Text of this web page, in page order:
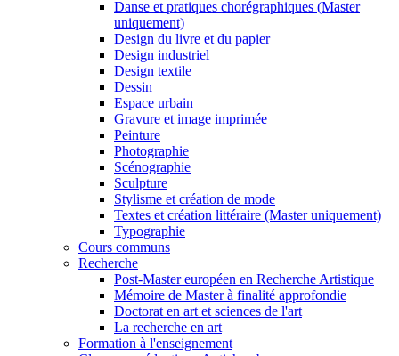
Danse et pratiques chorégraphiques (Master
uniquement)
Design du livre et du papier
Design industriel
Design textile
Dessin
Espace urbain
Gravure et image imprimée
Peinture
Photographie
Scénographie
Sculpture
Stylisme et création de mode
Textes et création littéraire (Master uniquement)
Typographie
Cours communs
Recherche
Post-Master européen en Recherche Artistique
Mémoire de Master à finalité approfondie
Doctorat en art et sciences de l'art
La recherche en art
Formation à l'enseignement